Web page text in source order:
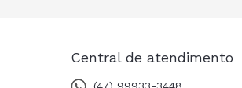
Central de atendimento